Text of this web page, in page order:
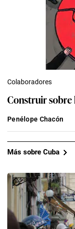
Colaboradores
Construir
Penélope Chacón
Más sobre Cuba